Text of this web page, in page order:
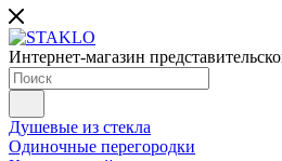
Интернет-магазин
Душевые из стекла
Одиночные перегородки